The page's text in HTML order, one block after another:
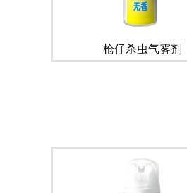
枪仔杀虫气雾剂